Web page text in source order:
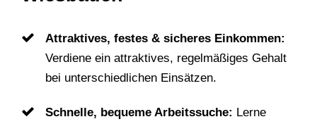
Attraktives, festes & sicheres Einkommen:
Verdiene ein attraktives, regelmäßiges Gehalt
bei unterschiedlichen Einsätzen.
Schnelle, bequeme Arbeitssuche: Lerne